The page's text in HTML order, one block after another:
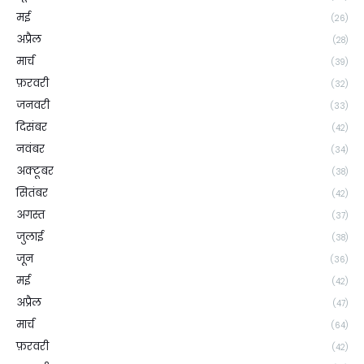
मई (26)
अप्रैल (28)
मार्च (39)
फ़रवरी (32)
जनवरी (33)
दिसंबर (42)
नवंबर (34)
अक्टूबर (38)
सितंबर (42)
अगस्त (37)
जुलाई (38)
जून (36)
मई (42)
अप्रैल (47)
मार्च (64)
फ़रवरी (42)